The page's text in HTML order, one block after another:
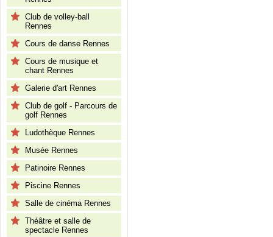
Club de volley-ball
Rennes
Cours de danse Rennes
Cours de musique et
chant Rennes
Galerie d'art Rennes
Club de golf - Parcours de
golf Rennes
Ludothèque Rennes
Musée Rennes
Patinoire Rennes
Piscine Rennes
Salle de cinéma Rennes
Théâtre et salle de
spectacle Rennes